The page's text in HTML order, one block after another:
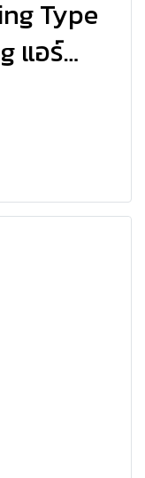
Type
แอร์
ด้
ร์